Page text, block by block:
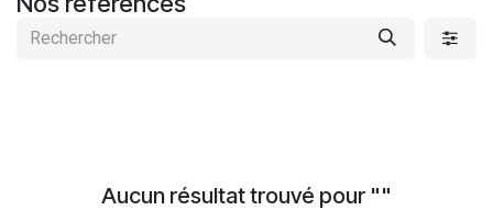
Aucun résultat trouvé pour ""